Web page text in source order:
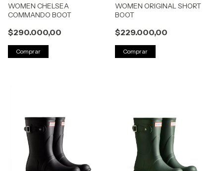
WOMEN CHELSEA
COMMANDO BOOT
$290.000,00
Comprar
WOMEN ORIGINAL SHORT
BOOT
$229.000,00
Comprar